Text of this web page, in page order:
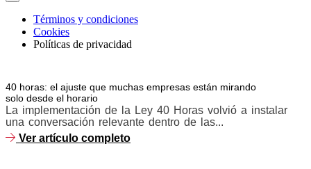
Términos y condiciones
Cookies
Políticas de privacidad
40 horas: el ajuste que muchas empresas están mirando
solo desde el horario
La implementación de la Ley 40 Horas volvió a instalar
una conversación relevante dentro de las...
Ver artículo completo